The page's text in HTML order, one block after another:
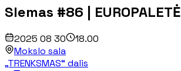
Slemas #86 | EUROPALETĖ
2025 08 30
18.00
Mokslo sala
„TRENKSMAS“ dalis